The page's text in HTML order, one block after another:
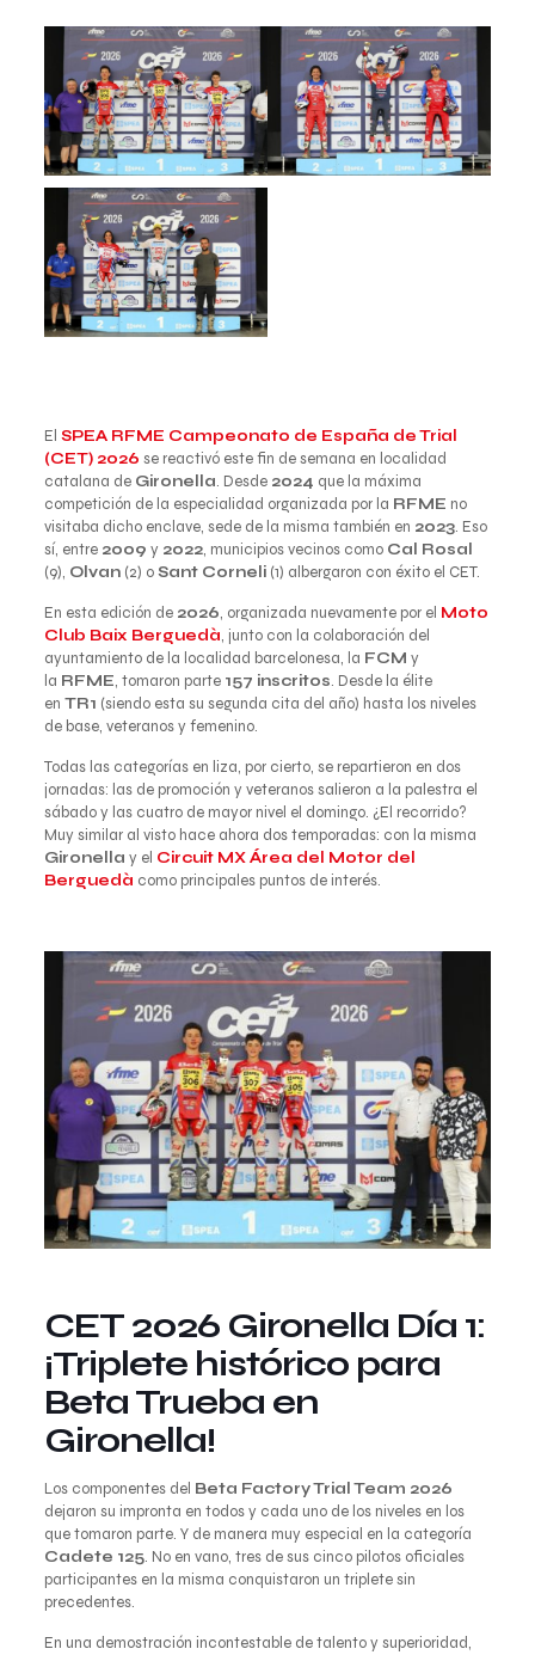
El SPEA RFME Campeonato de España de Trial
(CET) 2026 se reactivó este fin de semana en localidad
catalana de Gironella. Desde 2024 que la máxima
competición de la especialidad organizada por la RFME no
visitaba dicho enclave, sede de la misma también en 2023. Eso
sí, entre 2009 y 2022, municipios vecinos como Cal Rosal
(9), Olvan(2) oSant Corneli(1) albergaron con éxito el CET.
En esta edición de 2026, organizada nuevamente por el Moto
Club Baix Berguedà, junto con la colaboración del
ayuntamiento de la localidad barcelonesa, la FCM y
la RFME, tomaron parte 157 inscritos. Desde la élite
en TR1 (siendo esta su segunda cita del año) hasta los niveles
de base, veteranos y femenino.
Todas las categorías en liza, por cierto, se repartieron en dos
jornadas: las de promoción y veteranos salieron a la palestra el
sábado y las cuatro de mayor nivel el domingo. ¿El recorrido?
Muy similar al visto hace ahora dos temporadas: con la misma
Gironella y el Circuit MX Área del Motor del
Berguedà como principales puntos de interés.
CET 2026 Gironella Día 1:
¡Triplete histórico para
Beta Trueba en
Gironella!
Los componentes del Beta Factory Trial Team 2026
dejaron su impronta en todos y cada uno de los niveles en los
que tomaron parte. Y de manera muy especial en la categoría
Cadete 125. No en vano, tres de sus cinco pilotos oficiales
participantes en la misma conquistaron un triplete sin
precedentes.
En una demostración incontestable de talento y superioridad,